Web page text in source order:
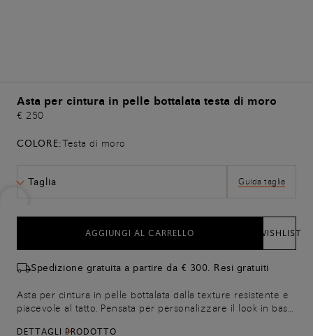
Asta per cintura in pelle bottalata testa di moro
€ 250
COLORE:Testa di moro
Taglia Guida taglie
AGGIUNGI AL CARRELLO WISHLIST
Spedizione gratuita a partire da € 300. Resi gratuiti
Asta per cintura in pelle bottalata dalla texture resistente e
piacevole al tatto. Pensata per personalizzare il look in base
DETTAGLI PRODOTTO